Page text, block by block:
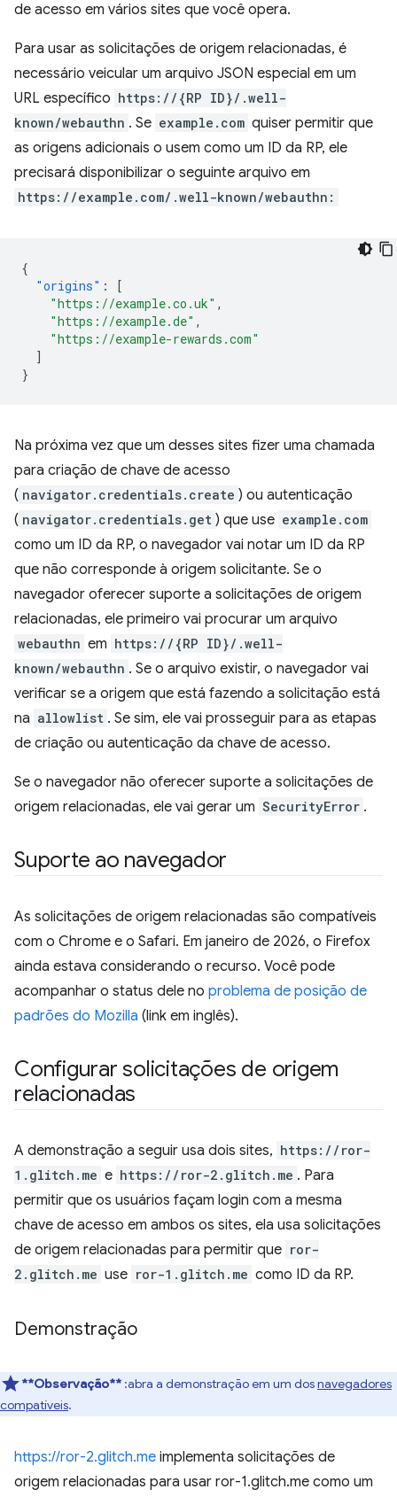
de acesso em vários sites que você opera.
Para usar as solicitações de origem relacionadas, é
necessário veicular um arquivo JSON especial em um
URL específico https://{RP ID}/.well-
known/webauthn . Se example.com quiser permitir que
as origens adicionais o usem como um ID da RP, ele
precisará disponibilizar o seguinte arquivo em
https://example.com/.well-known/webauthn:
{
"origins" :
[
"https://example.co.uk" ,
"https://example.de" ,
"https://example-rewards.com"
]
}
Na próxima vez que um desses sites fizer uma chamada
para criação de chave de acesso
( navigator.credentials.create ) ou autenticação
( navigator.credentials.get ) que use example.com
como um ID da RP, o navegador vai notar um ID da RP
que não corresponde à origem solicitante. Se o
navegador oferecer suporte a solicitações de origem
relacionadas, ele primeiro vai procurar um arquivo
webauthn em https://{RP ID}/.well-
known/webauthn . Se o arquivo existir, o navegador vai
verificar se a origem que está fazendo a solicitação está
na allowlist . Se sim, ele vai prosseguir para as etapas
de criação ou autenticação da chave de acesso.
Se o navegador não oferecer suporte a solicitações de
origem relacionadas, ele vai gerar um SecurityError .
Suporte ao navegador
As solicitações de origem relacionadas são compatíveis
com o Chrome e o Safari. Em janeiro de 2026, o Firefox
ainda estava considerando o recurso. Você pode
acompanhar o status dele no problema de posição de
padrões do Mozilla (link em inglês).
Configurar solicitações de origem
relacionadas
A demonstração a seguir usa dois sites, https://ror-
1.glitch.me e https://ror-2.glitch.me . Para
permitir que os usuários façam login com a mesma
chave de acesso em ambos os sites, ela usa solicitações
de origem relacionadas para permitir que ror-
2.glitch.me use ror-1.glitch.me como ID da RP.
Demonstração
**Observação** :abra a demonstração em um dosnavegadores
compatíveis.
https://ror-2.glitch.me implementa solicitações de
origem relacionadas para usar ror-1.glitch.me como um